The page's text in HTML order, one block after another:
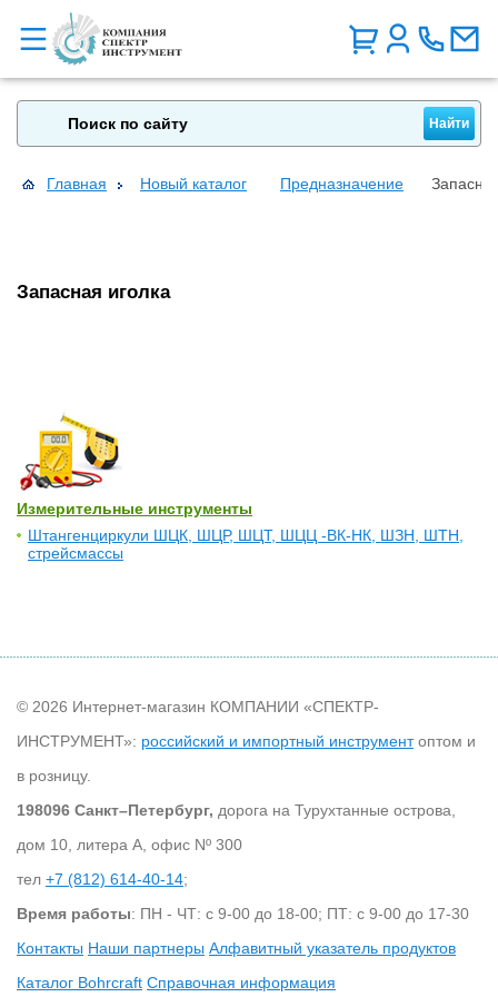
Главная Новый каталог Предназначение
Запасная иголка
Измерительные инструменты
Штангенциркули ШЦК, ШЦР, ШЦТ, ШЦЦ -ВК-НК, ШЗН, ШТН,
стрейсмассы
© 2026 Интернет-магазин КОМПАНИИ «СПЕКТР-
ИНСТРУМЕНТ»: российский и импортный инструментоптом и
в розницу.
198096 Санкт–Петербург, дорога на Турухтанные острова,
дом 10, литера А, офис Nº 300
тел +7 (812) 614-40-14;
Время работы: ПН - ЧТ: с 9-00 до 18-00; ПТ: с 9-00 до 17-30
Контакты Наши партнеры Алфавитный указатель продуктов
Каталог Bohrcraft Справочная информация